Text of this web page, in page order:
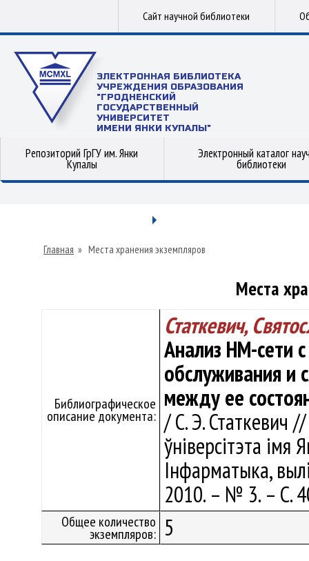
Сайт научной библиотеки
ЭЛЕКТРОННАЯ БИБЛИОТЕКА
УЧРЕЖДЕНИЯ ОБРАЗОВАНИЯ
"ГРОДНЕНСКИЙ
ГОСУДАРСТВЕННЫЙ
УНИВЕРСИТЕТ
ИМЕНИ ЯНКИ КУПАЛЫ"
Репозиторий ГрГУ им. Янки
Купалы
Электронный каталог
библиотеки
Главная » Места хранения экземпляров
Места
Библиографическое
описание документа:
Статкевич,
Анализ НМ-сети
обслуживания и
между ее
/ С. Э. Статкевич
ўніверсітэта імя
Інфарматыка,
2010. – № 3. – С.
Общее количество
экземпляров: 5